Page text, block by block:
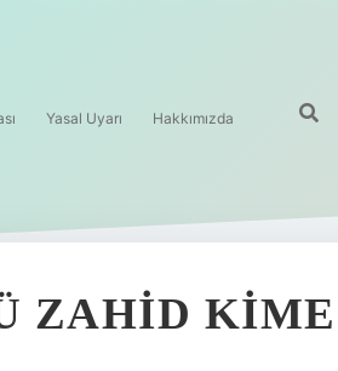
Yasal Uyarı Hakkımızda
ZAHID